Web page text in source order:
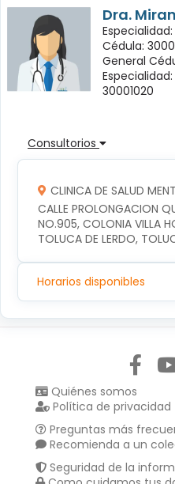
Dra.
Cédula:
General
30001020
Consultorios
CLINICA DE SALUD
CALLE PROLONGACION
NO.905, COLONIA VILLA
TOLUCA DE LERDO,
Horarios disponibles
Quiénes somos
Política de privacidad
Preguntas más
Recomienda a un
Seguridad de la